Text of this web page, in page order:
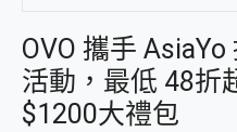
OVO 攜手 AsiaYo
活動，最低 48折
$1200大禮包